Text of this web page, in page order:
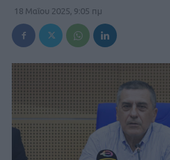
18 Μαΐου 2025, 9:05 πμ